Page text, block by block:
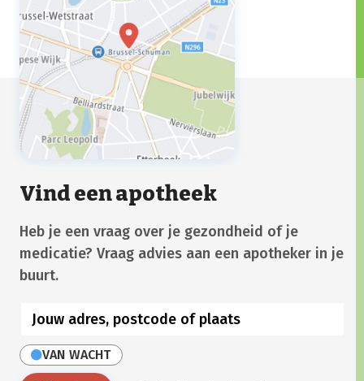
Vind een apotheek
Heb je een vraag over je gezondheid of je
medicatie? Vraag advies aan een apotheker in je
buurt.
VAN WACHT